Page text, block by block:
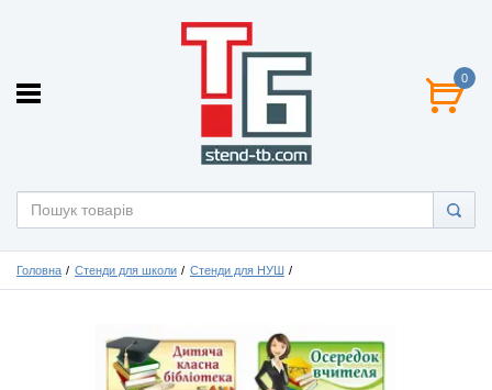
0
Головна Стенди для школи Стенди для НУШ